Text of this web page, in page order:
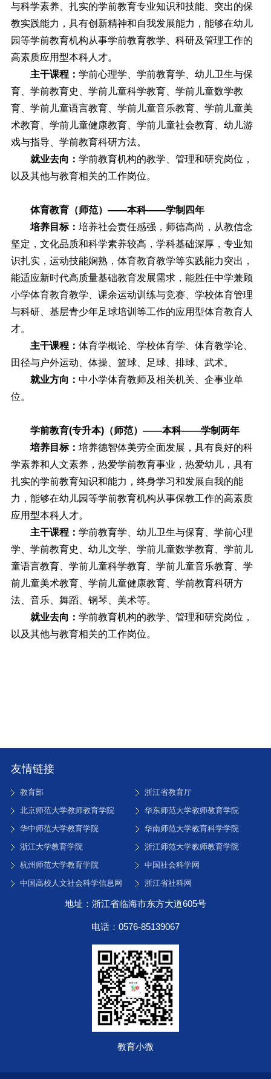
与科学素养、扎实的学前教育专业知识和技能、突出的保
教实践能力，具有创新精神和自我发展能力，能够在幼儿
园等学前教育机构从事学前教育教学、科研及管理工作的
高素质应用型本科人才。
主干课程： 学前心理学、学前教育学、幼儿卫生与保
育、学前教育史、学前儿童科学教育、学前儿童数学教
育、学前儿童语言教育、学前儿童音乐教育、学前儿童美
术教育、学前儿童健康教育、学前儿童社会教育、幼儿游
戏与指导、学前教育科研方法。
就业去向： 学前教育机构的教学、管理和研究岗位，
以及其他与教育相关的工作岗位。
体育教育（师范） ——本科——学制四年
培养目标： 培养社会责任感强，师德高尚，从教信念
坚定，文化品质和科学素养较高，学科基础深厚，专业知
识扎实，运动技能娴熟，体育教育教学等实践能力突出，
能适应新时代高质量基础教育发展需求，能胜任中学兼顾
小学体育教育教学、课余运动训练与竞赛、学校体育管理
与科研、基层青少年足球培训等工作的应用型体育教育人
才。
主干课程： 体育学概论、学校体育学、体育教学论、
田径与户外运动、体操、篮球、足球、排球、武术。
就业方向： 中小学体育教师及相关机关、企事业单
位。
学前教育(专升本)（师范）——本科——学制两年
培养目标： 培养德智体美劳全面发展，具有良好的科
学素养和人文素养，热爱学前教育事业，热爱幼儿，具有
扎实的学前教育知识和能力，终身学习和发展自我的能
力，能够在幼儿园等学前教育机构从事保教工作的高素质
应用型本科人才。
主干课程： 学前教育学、幼儿卫生与保育、学前心理
学、学前教育史、幼儿文学、学前儿童数学教育、学前儿
童语言教育、学前儿童科学教育、学前儿童音乐教育、学
前儿童美术教育、学前儿童健康教育、学前教育科研方
法、音乐、舞蹈、钢琴、美术等。
就业去向： 学前教育机构的教学、管理和研究岗位，
以及其他与教育相关的工作岗位。
友情链接
教育部
浙江省教育厅
北京师范大学教师教育学院
华东师范大学教师教育学院
华中师范大学教育学院
华南师范大学教育科学学院
浙江大学教育学院
浙江师范大学教师教育学院
杭州师范大学教育学院
中国社会科学网
中国高校人文社会科学信息网
浙江省社科网
地址：浙江省临海市东方大道605号
电话：0576-85139067
教育小微